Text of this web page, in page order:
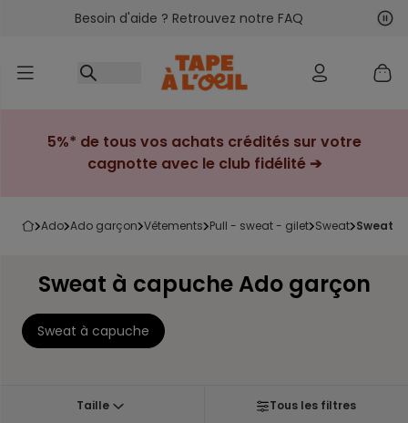
Accéder au contenu
Besoin d'aide ? Retrouvez notre FAQ
5%* de tous vos achats crédités sur votre
cagnotte avec le club fidélité ➔
ado ado garçon vêtements pull - sweat - gilet sweat sweat
Sweat à capuche Ado garçon
Sweat à capuche
Taille Tous les filtres